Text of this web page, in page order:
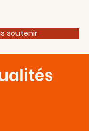
soutenir